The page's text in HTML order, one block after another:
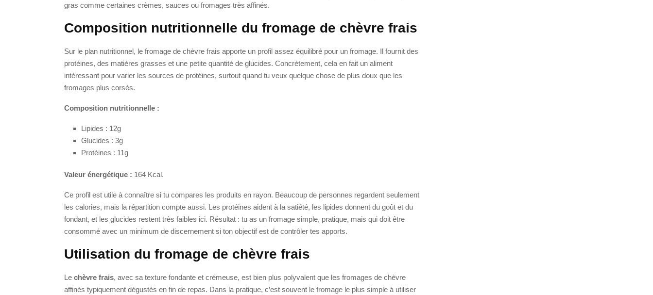
gras comme certaines crèmes, sauces ou fromages très affinés.
Composition nutritionnelle du fromage de chèvre frais
Sur le plan nutritionnel, le fromage de chèvre frais apporte un profil assez équilibré pour un fromage. Il fournit des
protéines, des matières grasses et une petite quantité de glucides. Concrètement, cela en fait un aliment
intéressant pour varier les sources de protéines, surtout quand tu veux quelque chose de plus doux que les
fromages plus corsés.
Composition nutritionnelle :
Lipides : 12g
Glucides : 3g
Protéines : 11g
Valeur énergétique : 164 Kcal.
Ce profil est utile à connaître si tu compares les produits en rayon. Beaucoup de personnes regardent seulement
les calories, mais la répartition compte aussi. Les protéines aident à la satiété, les lipides donnent du goût et du
fondant, et les glucides restent très faibles ici. Résultat : tu as un fromage simple, pratique, mais qui doit être
consommé avec un minimum de discernement si ton objectif est de contrôler tes apports.
Utilisation du fromage de chèvre frais
Le chèvre frais, avec sa texture fondante et crémeuse, est bien plus polyvalent que les fromages de chèvre
affinés typiquement dégustés en fin de repas. Dans la pratique, c’est souvent le fromage le plus simple à utiliser